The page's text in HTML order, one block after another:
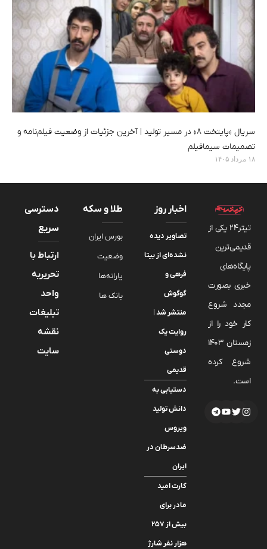
سریال «پایتخت ۸» در مسیر تولید | آخرین جزئیات از وضعیت فیلم‌نامه و
تصمیمات سیمافیلم
۱۸ مرداد ۱۴۰۵
تیتر24 یکی از
قدیمی‌ترین
پایگاه‌های
خبری بصورت
مجدد شروع
کار خود را از
زمستان 1403
شروع کرده
است.
اخبار روز
تصاویر دیده‌
نشده‌ای از بیتا
فرهی و
گوگوش
منتشر شد |
روایت یک
دوستی
قدیمی
دستیابی به
دانش تولید
ویروس
ضدسرطان در
ایران
کارت امید
مادر برای
بیش از ۲۵۷
هزار نفر شارژ
طلا و سکه
بورس ایران
وضعیت
یارانه‌ها
بانک ها
دسترسی
سریع
ارتباط با
تحریریه
واحد
تبلیغات
نقشه
سایت